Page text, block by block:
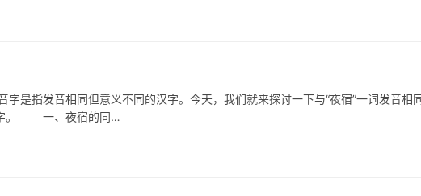
发音相同但意义不同的汉字。今天，我们就来探讨一下与“夜宿”一词发音相
字。 一、夜宿的同…